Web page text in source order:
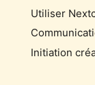
Utiliser
Initiation